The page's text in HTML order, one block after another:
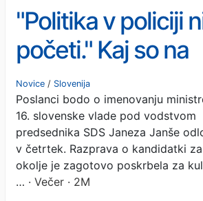
"Politika v policiji
početi." Kaj so na
zaslišanjih povedali
kandidati za
Novice / Slovenija
Poslanci bodo o imenovanju
16. slovenske vlade pod vodstvom
predsednika SDS Janeza Janše
v četrtek. Razprava o kandidatki
okolje je zagotovo poskrbela za
… · Večer · 2M